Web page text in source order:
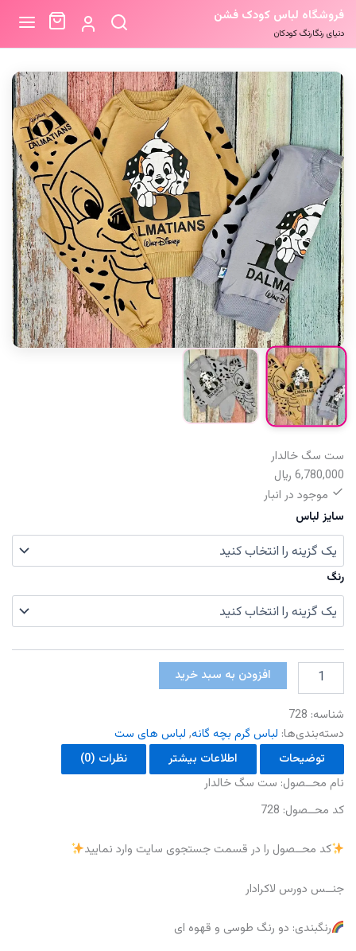
فروشگاه لباس کودک فشن
دنیای رنگارنگ کودکان
ست سگ خالدار
6,780,000 ﷼
موجود در انبار
سایز لباس
رنگ
عدد
افزودن به سبد خرید
شناسه: 728
دسته‌بندی‌ها: لباس گرم بچه گانه, لباس های ست
توضیحات
اطلاعات بیشتر
نظرات (0)
نام محــصول: ست سگ خالدار
کد محــصول: 728
کد محــصول را در قسمت جستجوی سایت وارد نمایید
جنــس دورس لاکرادار
رنگبندی: دو رنگ طوسی و قهوه ای